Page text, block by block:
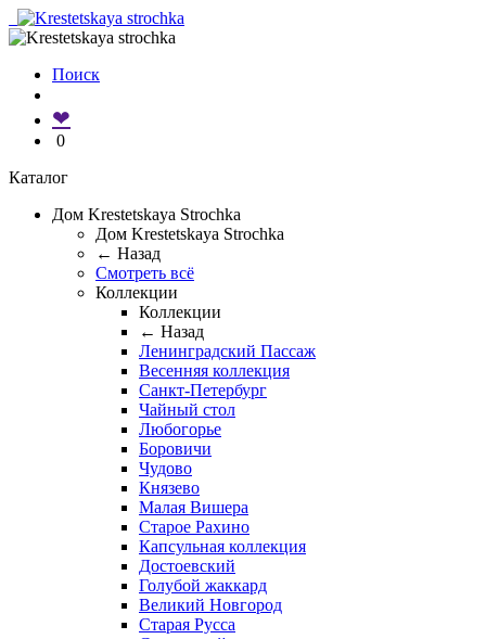
Поиск
❤
0
Каталог
Дом Krestetskaya Strochka
Дом Krestetskaya Strochka
← Назад
Смотреть всё
Коллекции
Коллекции
← Назад
Ленинградский Пассаж
Весенняя коллекция
Санкт-Петербург
Чайный стол
Любогорье
Боровичи
Чудово
Князево
Малая Вишера
Старое Рахино
Капсульная коллекция
Достоевский
Голубой жаккард
Великий Новгород
Старая Русса